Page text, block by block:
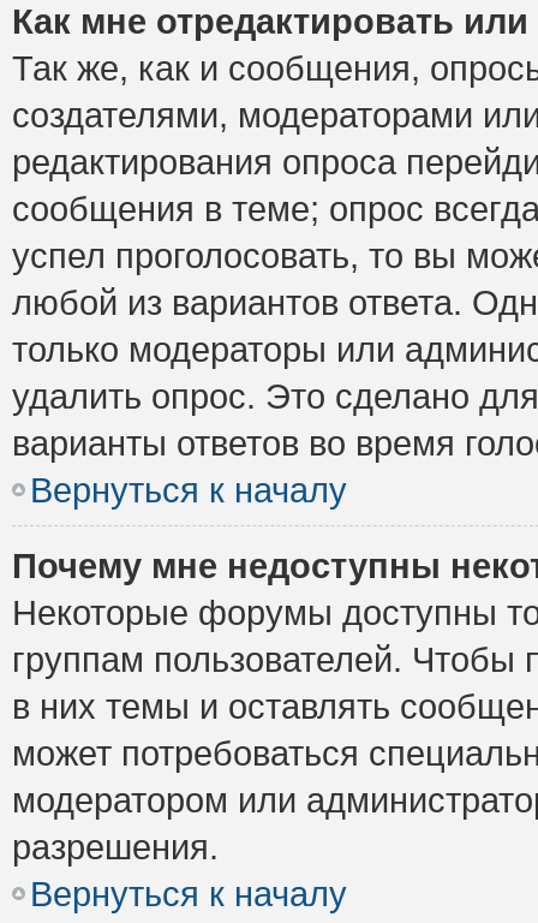
Как мне отредактировать
Так же, как и сообщения,
создателями, модераторами
редактирования опроса
сообщения в теме; опрос
успел проголосовать, то вы
любой из вариантов ответа.
только модераторы или
удалить опрос. Это сделано
варианты ответов во время
Вернуться к началу
Почему мне недоступны
Некоторые форумы доступны
группам пользователей. Чтобы
в них темы и оставлять
может потребоваться
модератором или
разрешения.
Вернуться к началу